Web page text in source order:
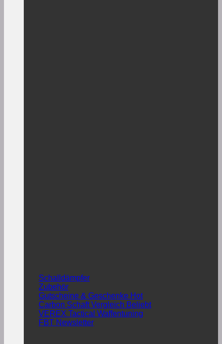
Schalldämpfer
Zubehör
Gutscheine & Geschenke
Carbon Schaft Vergleich
VEREX Tactical Waffentuning
FBT Newsletter